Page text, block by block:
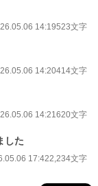
14:19523文字
14:20414文字
14:21620文字
した
17:422,234文字